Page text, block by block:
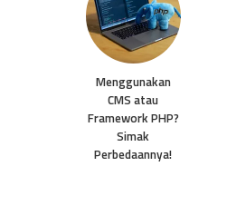
Menggunakan
CMS atau
Framework PHP?
Simak
Perbedaannya!